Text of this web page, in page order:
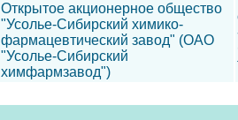
Открытое акционерное общество
"Усолье-Сибирский химико-
фармацевтический завод" (ОАО
"Усолье-Сибирский
химфармзавод")